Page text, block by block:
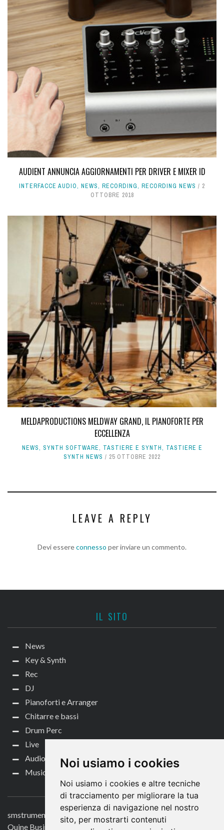
Noi usiamo i cookies
Noi usiamo i cookies e altre tecniche
di tracciamento per migliorare la tua
esperienza di navigazione nel nostro
sito, per mostrarti contenuti
AUDIENT ANNUNCIA AGGIORNAMENTI PER DRIVER E MIXER ID
INTERFACCE AUDIO, NEWS, RECORDING, RECORDING NEWS
2
OTTOBRE 2018
MELDAPRODUCTIONS MELDWAY GRAND, IL PIANOFORTE PER
ECCELLENZA
NEWS, SYNTH SOFTWARE, TASTIERE E SYNTH, TASTIERE E
SYNTH NEWS
25 OTTOBRE 2022
LEAVE A REPLY
Devi essereconnesso per inviare un commento.
IL SITO
News
Key & Synth
Rec
DJ
Pianoforti e Arranger
Chitarre e bassi
Drum Perc
Live
Audio per video
Music Life
CONTATTACI
smstrumentimusicali.it
Quine Business Publisher